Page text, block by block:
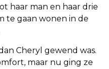
haar man en haar drie
te gaan wonen in de
Cheryl gewend was.
maar nu ging ze